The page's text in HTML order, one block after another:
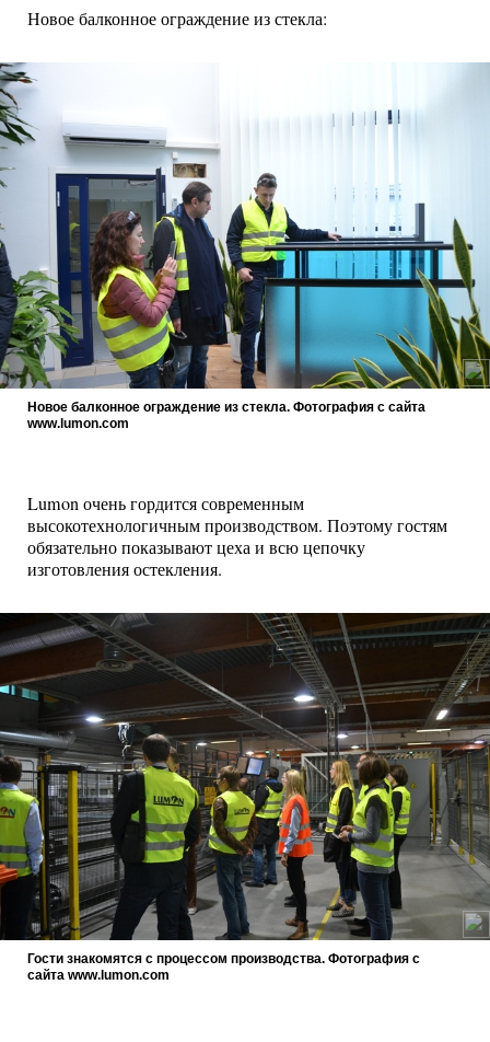
Новое балконное ограждение из стекла:
Новое балконное ограждение из стекла. Фотография с сайта
www.lumon.com
Lumon очень гордится современным
высокотехнологичным производством. Поэтому гостям
обязательно показывают цеха и всю цепочку
изготовления остекления.
Гости знакомятся с процессом производства. Фотография с
сайта www.lumon.com